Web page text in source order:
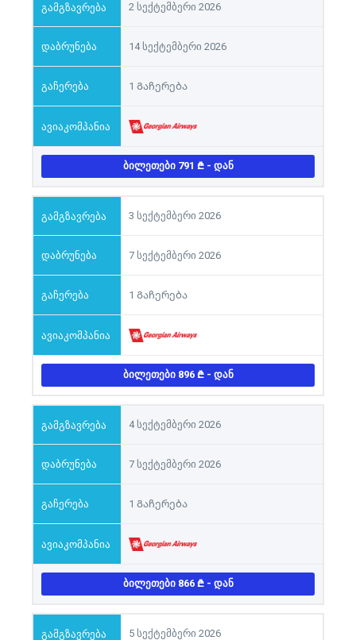
2 სექტემბერი 2026
14 სექტემბერი 2026
1 Გაჩერება
ᲑᲘᲚᲔᲗᲔᲑᲘ 791 - ᲓᲐᲜ
3 სექტემბერი 2026
7 სექტემბერი 2026
1 Გაჩერება
ᲑᲘᲚᲔᲗᲔᲑᲘ 896 - ᲓᲐᲜ
4 სექტემბერი 2026
7 სექტემბერი 2026
1 Გაჩერება
ᲑᲘᲚᲔᲗᲔᲑᲘ 866 - ᲓᲐᲜ
5 სექტემბერი 2026